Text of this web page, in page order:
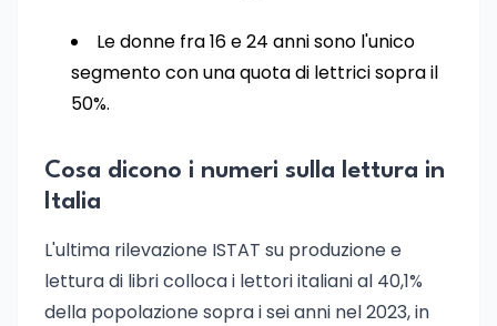
Le donne fra 16 e 24 anni sono l'unico
segmento con una quota di lettrici sopra il
50%.
Cosa dicono i numeri sulla lettura in
Italia
L'ultima rilevazione ISTAT su produzione e
lettura di libri colloca i lettori italiani al 40,1%
della popolazione sopra i sei anni nel 2023, in